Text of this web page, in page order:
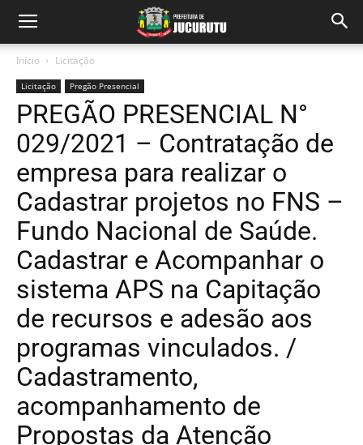
Início Licitação
Licitação Pregão Presencial
PREGÃO PRESENCIAL N°
029/2021 – Contratação de
empresa para realizar o
Cadastrar projetos no FNS –
Fundo Nacional de Saúde.
Cadastrar e Acompanhar o
sistema APS na Capitação
de recursos e adesão aos
programas vinculados. /
Cadastramento,
acompanhamento de
Propostas da Atenção